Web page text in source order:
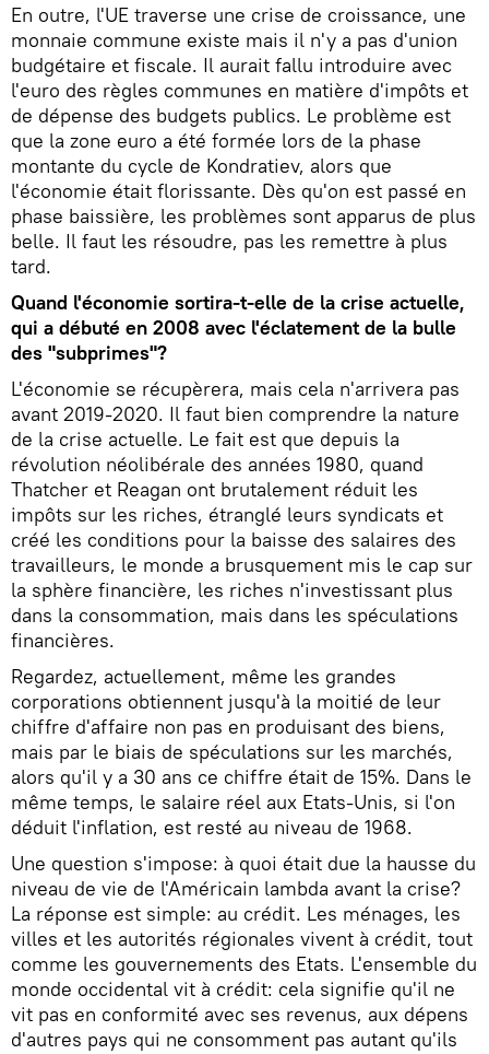
En outre, l'UE traverse une crise de croissance, une
monnaie commune existe mais il n'y a pas d'union
budgétaire et fiscale. Il aurait fallu introduire avec
l'euro des règles communes en matière d'impôts et
de dépense des budgets publics. Le problème est
que la zone euro a été formée lors de la phase
montante du cycle de Kondratiev, alors que
l'économie était florissante. Dès qu'on est passé en
phase baissière, les problèmes sont apparus de plus
belle. Il faut les résoudre, pas les remettre à plus
tard.
Quand l'économie sortira-t-elle de la crise actuelle,
qui a débuté en 2008 avec l'éclatement de la bulle
des "subprimes"?
L'économie se récupèrera, mais cela n'arrivera pas
avant 2019-2020. Il faut bien comprendre la nature
de la crise actuelle. Le fait est que depuis la
révolution néolibérale des années 1980, quand
Thatcher et Reagan ont brutalement réduit les
impôts sur les riches, étranglé leurs syndicats et
créé les conditions pour la baisse des salaires des
travailleurs, le monde a brusquement mis le cap sur
la sphère financière, les riches n'investissant plus
dans la consommation, mais dans les spéculations
financières.
Regardez, actuellement, même les grandes
corporations obtiennent jusqu'à la moitié de leur
chiffre d'affaire non pas en produisant des biens,
mais par le biais de spéculations sur les marchés,
alors qu'il y a 30 ans ce chiffre était de 15%. Dans le
même temps, le salaire réel aux Etats-Unis, si l'on
déduit l'inflation, est resté au niveau de 1968.
Une question s'impose: à quoi était due la hausse du
niveau de vie de l'Américain lambda avant la crise?
La réponse est simple: au crédit. Les ménages, les
villes et les autorités régionales vivent à crédit, tout
comme les gouvernements des Etats. L'ensemble du
monde occidental vit à crédit: cela signifie qu'il ne
vit pas en conformité avec ses revenus, aux dépens
d'autres pays qui ne consomment pas autant qu'ils